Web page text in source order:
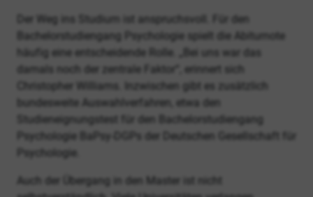
Der Weg ins Studium ist anspruchsvoll. Für den
Bachelorstudiengang Psychologie spielt die Abiturnote
häufig eine entscheidende Rolle. „Bei uns war das
damals noch der zentrale Faktor“, erinnert sich
Christopher Williams. Inzwischen gibt es zusätzlich
bundesweite Auswahlverfahren, etwa den
Studieneignungstest für den Bachelorstudiengang
Psychologie BaPsy-DGPs der Deutschen Gesellschaft für
Psychologie.
Auch der Übergang in den Master ist nicht